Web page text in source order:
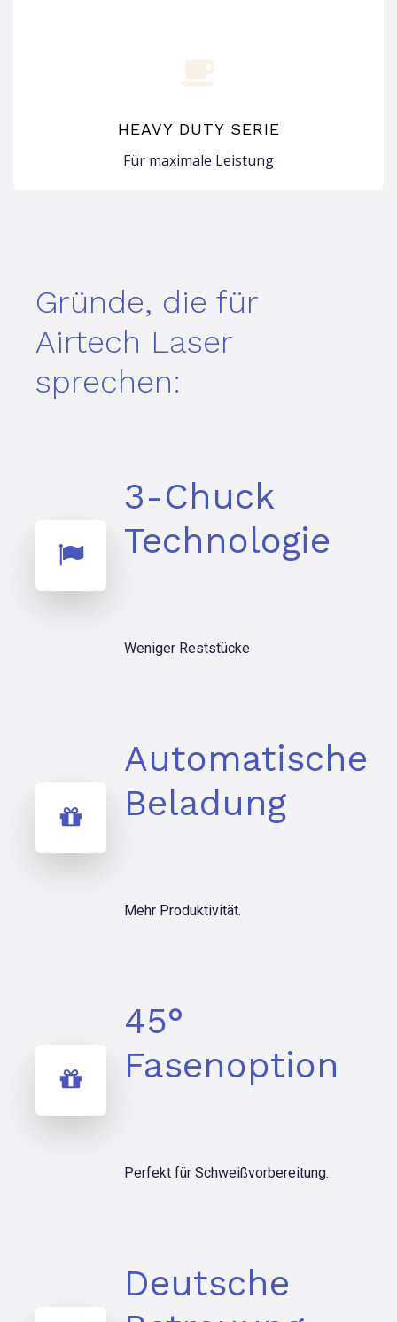
HEAVY DUTY SERIE
Für maximale Leistung
Gründe, die für
Airtech Laser
sprechen:
3-Chuck
Technologie
Weniger Reststücke
Automatische
Beladung
Mehr Produktivität.
45°
Fasenoption
Perfekt für Schweißvorbereitung.
Deutsche